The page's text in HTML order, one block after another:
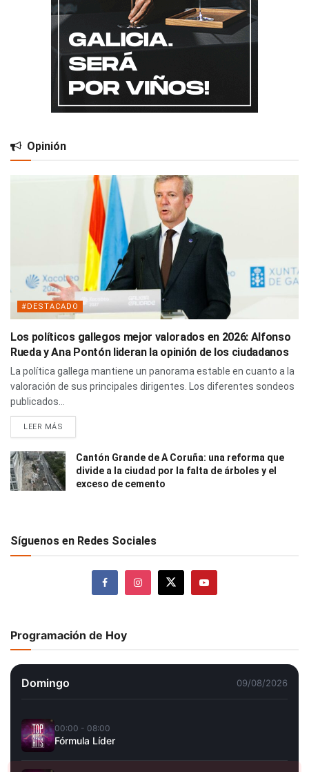
Opinión
#DESTACADO
Los políticos gallegos mejor valorados en 2026: Alfonso
Rueda y Ana Pontón lideran la opinión de los ciudadanos
La política gallega mantiene un panorama estable en cuanto a la
valoración de sus principales dirigentes. Los diferentes sondeos
publicados...
LEER MÁS
Cantón Grande de A Coruña: una reforma que
divide a la ciudad por la falta de árboles y el
exceso de cemento
Síguenos en Redes Sociales
Programación de Hoy
Domingo 09/08/2026
00:00 - 08:00
Fórmula Líder